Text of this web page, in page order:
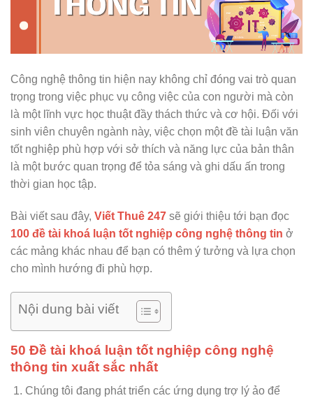
Công nghệ thông tin hiện nay không chỉ đóng vai trò quan
trọng trong việc phục vụ công việc của con người mà còn
là một lĩnh vực học thuật đầy thách thức và cơ hội. Đối với
sinh viên chuyên ngành này, việc chọn một đề tài luận văn
tốt nghiệp phù hợp với sở thích và năng lực của bản thân
là một bước quan trọng để tỏa sáng và ghi dấu ấn trong
thời gian học tập.
Bài viết sau đây, Viết Thuê 247 sẽ giới thiệu tới bạn đọc
100 đề tài khoá luận tốt nghiệp công nghệ thông tin ở
các mảng khác nhau để bạn có thêm ý tưởng và lựa chọn
cho mình hướng đi phù hợp.
Nội dung bài viết
50 Đề tài khoá luận tốt nghiệp công nghệ
thông tin xuất sắc nhất
Chúng tôi đang phát triển các ứng dụng trợ lý ảo để